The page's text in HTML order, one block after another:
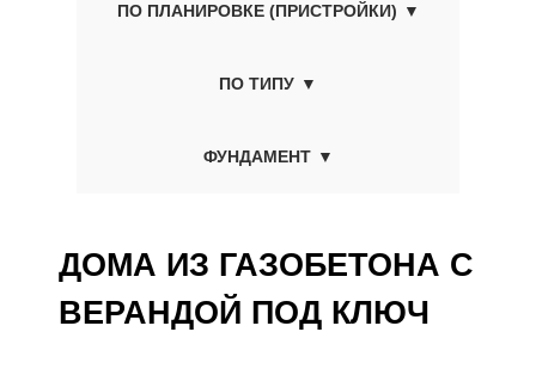
ПО ПЛАНИРОВКЕ (ПРИСТРОЙКИ)
ПО ТИПУ
ФУНДАМЕНТ
ДОМА ИЗ ГАЗОБЕТОНА С
ВЕРАНДОЙ ПОД КЛЮЧ